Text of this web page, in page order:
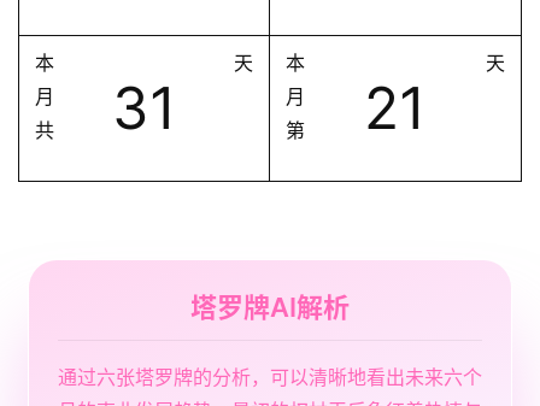
本
月
共
31
天
本
月
第
21
天
塔罗牌AI解析
通过六张塔罗牌的分析，可以清晰地看出未来六个